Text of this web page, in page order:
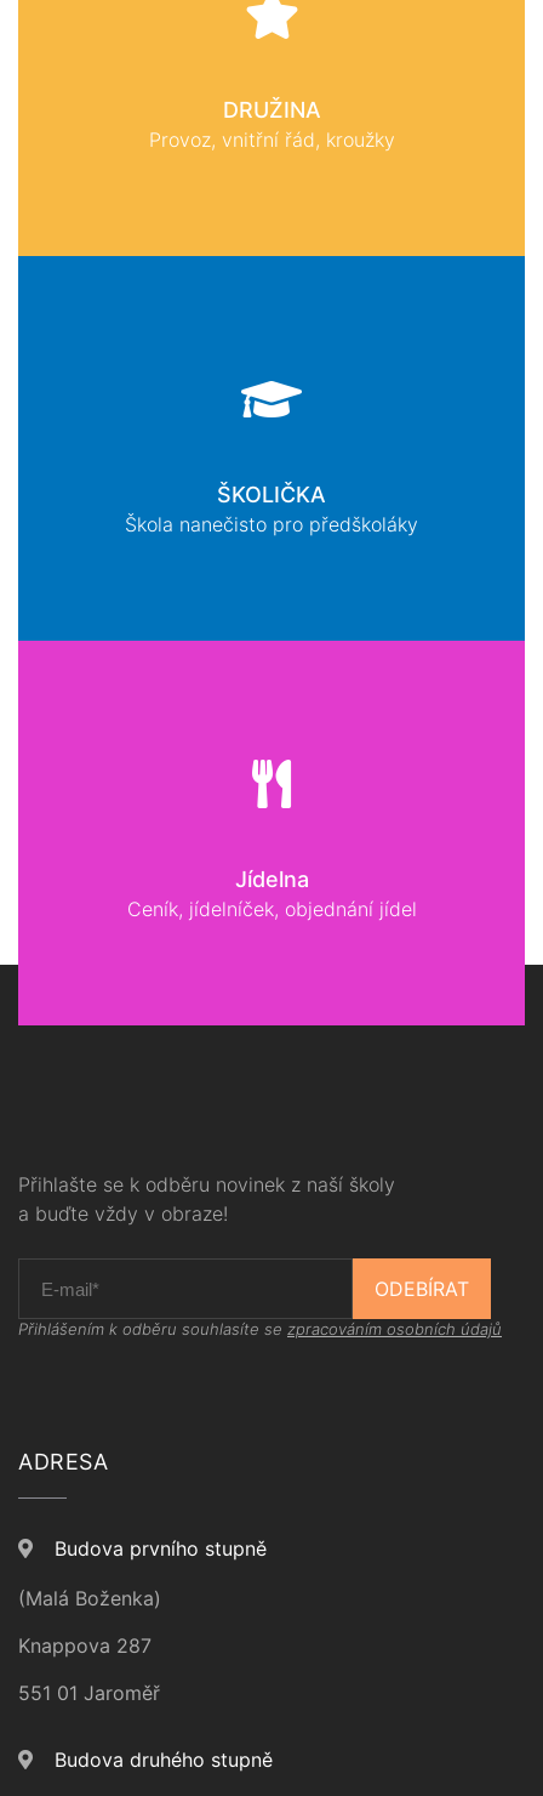
DRUŽINA
Provoz, vnitřní řád, kroužky
ŠKOLIČKA
Škola nanečisto pro předškoláky
Jídelna
Ceník, jídelníček, objednání jídel
Přihlašte se k odběru novinek z naší školy
a buďte vždy v obraze!
ODEBÍRAT
Přihlášením k odběru souhlasíte se zpracováním osobních údajů
ADRESA
Budova prvního stupně
(Malá Boženka)
Knappova 287
551 01 Jaroměř
Budova druhého stupně